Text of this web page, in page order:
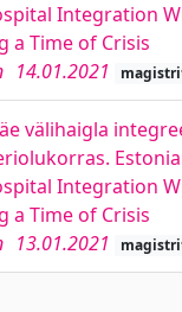
Integration
a Time of Crisis
14.01.2021
välihaigla
Integration
a Time of Crisis
13.01.2021